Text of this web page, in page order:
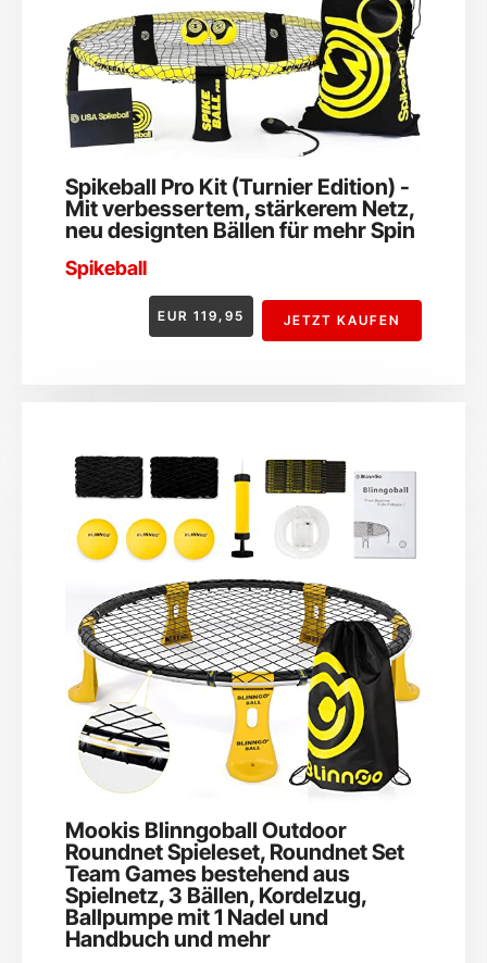
Spikeball Pro Kit (Turnier Edition) -
Mit verbessertem, stärkerem Netz,
neu designten Bällen für mehr Spin
Spikeball
EUR 119,95 JETZT KAUFEN
Mookis Blinngoball Outdoor
Roundnet Spieleset, Roundnet Set
Team Games bestehend aus
Spielnetz, 3 Bällen, Kordelzug,
Ballpumpe mit 1 Nadel und
Handbuch und mehr